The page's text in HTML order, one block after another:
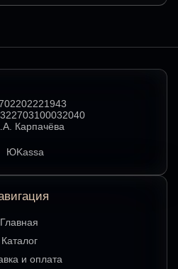
322703100032040
Карпачёва
Главная
Каталог
и оплата